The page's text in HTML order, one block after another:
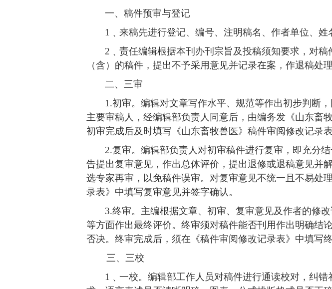
一、 稿件预审与登记
1
﹑来稿先进行登记、编号、注明稿名、作者单位、
2
责任编辑根据本刊办刊宗旨及投稿须知要求，对
（含）的稿件，提出不予采用意见并记录在案，作退稿处
二、三审
1.初审。编辑对文章写作水平、规范等作出初步判断
主要审稿人，经编辑部负责人同意后，由编务发《山东畜
初审完成后及时填写《山东畜牧兽医》稿件审阅修改记录
2.复审。 编辑部负责人对初审稿件进行复审 ， 即充分
告提出复审意见，作出总体评价，提出退修或退稿意见并
选专家再审，以免稿件误审。对复审意见不统一 且 不易处
录表》中填写复审意见并签字确认。
3.终审。主编根据文章、 初审、复审意见及作者的修
等方面作出最终评价。终审须对稿件能否刊用作出明确结
否决。终审完成后，须在《稿件审阅修改记录表》中填写
三、三校
1
﹑一校。编辑部工作人员对稿件进行通读校对，纠